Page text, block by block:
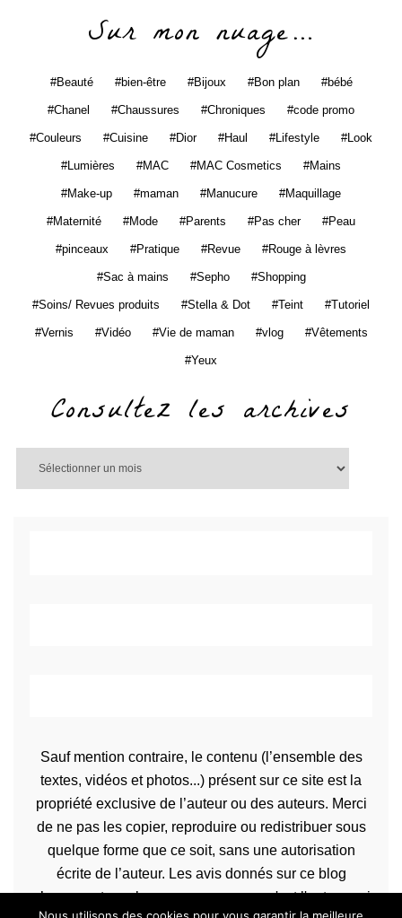
Sur mon nuage…
Beauté bien-être Bijoux Bon plan bébé
Chanel Chaussures Chroniques code promo
Couleurs Cuisine Dior Haul Lifestyle Look
Lumières MAC MAC Cosmetics Mains
Make-up maman Manucure Maquillage
Maternité Mode Parents Pas cher Peau
pinceaux Pratique Revue Rouge à lèvres
Sac à mains Sepho Shopping
Soins/ Revues produits Stella & Dot Teint Tutoriel
Vernis Vidéo Vie de maman vlog Vêtements
Yeux
Consultez les archives
Sauf mention contraire, le contenu (l’ensemble des
textes, vidéos et photos...) présent sur ce site est la
propriété exclusive de l’auteur ou des auteurs. Merci
de ne pas les copier, reproduire ou redistribuer sous
quelque forme que ce soit, sans une autorisation
écrite de l’auteur. Les avis donnés sur ce blog
n’engagent que la propre personne qu'est l'auteur qui